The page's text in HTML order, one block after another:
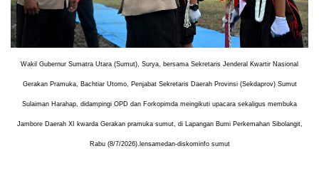
Wakil Gubernur Sumatra Utara (Sumut), Surya, bersama Sekretaris Jenderal Kwartir Nasional
Gerakan Pramuka, Bachtiar Utomo, Penjabat Sekretaris Daerah Provinsi (Sekdaprov) Sumut
Sulaiman Harahap, didampingi OPD dan Forkopimda meingikuti upacara sekaligus membuka
Jambore Daerah XI kwarda Gerakan pramuka sumut, di Lapangan Bumi Perkemahan Sibolangit,
Rabu (8/7/2026).lensamedan-diskominfo sumut